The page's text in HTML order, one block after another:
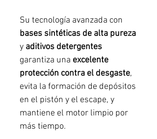
Su tecnología avanzada con
bases sintéticas de alta pureza
y aditivos detergentes
garantiza una excelente
protección contra el desgaste,
evita la formación de depósitos
en el pistón y el escape, y
mantiene el motor limpio por
más tiempo.